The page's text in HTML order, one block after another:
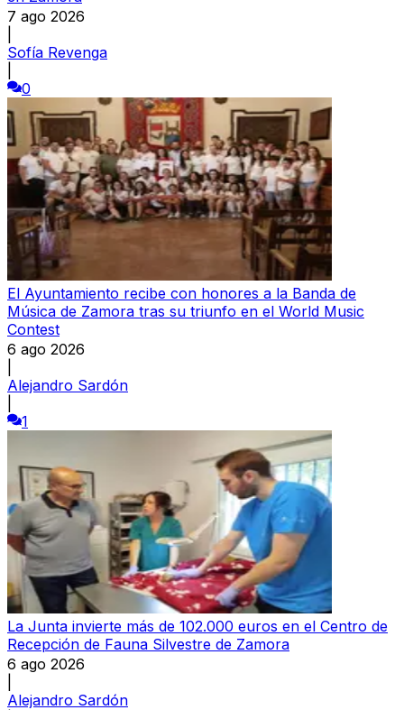
7 ago 2026
Sofía Revenga
0
El Ayuntamiento recibe con honores a la Banda de
Música de Zamora tras su triunfo en el World Music
Contest
6 ago 2026
Alejandro Sardón
1
La Junta invierte más de 102.000 euros en el Centro de
Recepción de Fauna Silvestre de Zamora
6 ago 2026
Alejandro Sardón